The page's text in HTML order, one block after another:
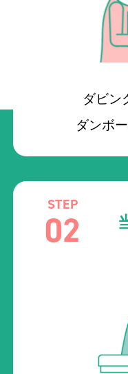
ダビン
ダンボ
STEP
02